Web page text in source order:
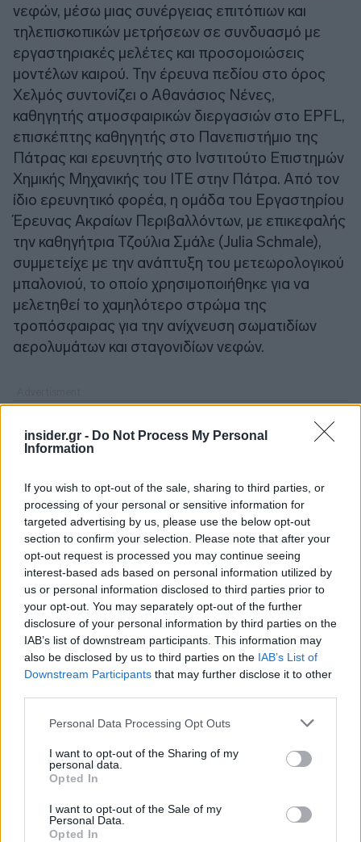
insider.gr - Do Not Process My Personal
Information
If you wish to opt-out of the sale, sharing to third parties, or
processing of your personal or sensitive information for
targeted advertising by us, please use the below opt-out
section to confirm your selection. Please note that after your
opt-out request is processed you may continue seeing
interest-based ads based on personal information utilized by
us or personal information disclosed to third parties prior to
your opt-out. You may separately opt-out of the further
disclosure of your personal information by third parties on the
IAB’s list of downstream participants. This information may
also be disclosed by us to third parties on the IAB’s List of
Downstream Participants that may further disclose it to other
Please note that this website/app uses one or more Google
not limited to your visit or usage behaviour. You may click to
grant or deny consent to Google and its third-party tags to
use your data for below specified purposes in below Google
consent section.
Personal Data Processing Opt Outs
I want to opt-out of the Sharing of my
personal data.
Opted In
I want to opt-out of the Sale of my
Personal Data.
Opted In
νεφών, μέσω μιας συνέργειας επιτόπιων και
τηλεπισκοπικών μετρήσεων σε συνδυασμό με
εργαστηριακές μελέτες και προσομοιώσεις
μοντέλων καιρού. Την έρευνα πεδίου στο όρος
Χελμός συντονίζει ο Αθανάσιος Νένες,
καθηγητής ατμοσφαιρικών διεργασιών στο EPFL,
επισκέπτης καθηγητής στο Πανεπιστήμιο της
Πάτρας και ερευνητής στο Ινστιτούτο Επιστημών
Χημικής Μηχανικής του ΙΤΕ στην Πάτρα. Από τον
ίδιο ερευνητικό φορέα, η ομάδα του Εργαστηρίου
Έρευνας Ακραίων Περιβαλλόντων, με επικεφαλής
την καθηγήτρια Τζούλια Σμάλε (Julia Schmale),
συμμετείχε με την ανάπτυξη του μετεωρολογικού
μπαλονιού, το οποίο χρησιμοποιήθηκε για να
μελετηθεί το χαμηλότερο στρώμα της
τροπόσφαιρας για την ανίχνευση σωματιδίων
αερολυμάτων και σταγονιδίων νεφών.